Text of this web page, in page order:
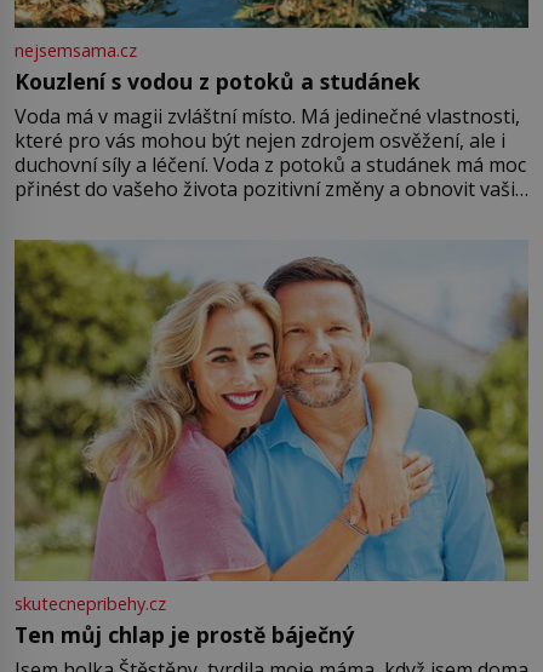
nejsemsama.cz
Kouzlení s vodou z potoků a studánek
Voda má v magii zvláštní místo. Má jedinečné vlastnosti,
které pro vás mohou být nejen zdrojem osvěžení, ale i
duchovní síly a léčení. Voda z potoků a studánek má moc
přinést do vašeho života pozitivní změny a obnovit vaši
můžete obohatit své rituály a přinést do svého života
větší harmonii a klid. Je důležité
skutecnepribehy.cz
Ten můj chlap je prostě báječný